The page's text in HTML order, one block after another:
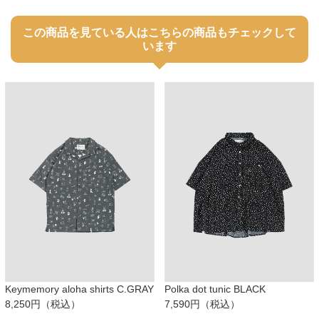
この商品を見ている人はこちらの商品もチェックして
います
Keymemory aloha shirts C.GRAY
8,250円（税込）
Polka dot tunic BLACK
7,590円（税込）